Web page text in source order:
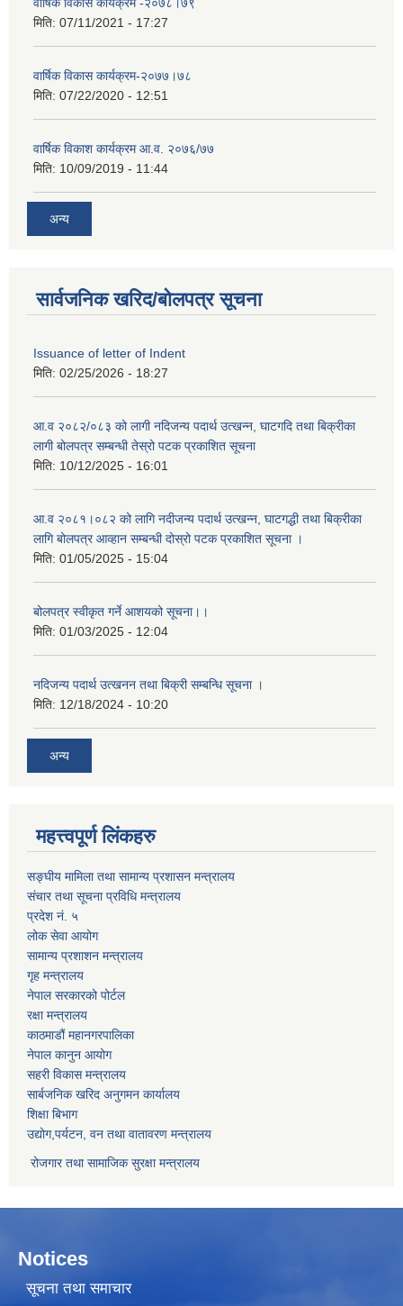
मिति: 07/11/2021 - 17:27
वार्षिक विकास कार्यक्रम-२०७७।७८
मिति: 07/22/2020 - 12:51
वार्षिक विकाश कार्यक्रम आ.व. २०७६/७७
मिति: 10/09/2019 - 11:44
अन्य
सार्वजनिक खरिद/बोलपत्र सूचना
Issuance of letter of Indent
मिति: 02/25/2026 - 18:27
आ.व २०८२/०८३ को लागी नदिजन्य पदार्थ उत्खन्न, घाटगदि तथा बिक्रीका
लागी बोलपत्र सम्बन्धी तेस्रो पटक प्रकाशित सूचना
मिति: 10/12/2025 - 16:01
आ.व २०८१।०८२ को लागि नदीजन्य पदार्थ उत्खन्न, घाटगद्धी तथा बिक्रीका
लागि बोलपत्र आव्हान सम्बन्धी दोस्रो पटक प्रकाशित सूचना ।
मिति: 01/05/2025 - 15:04
बोलपत्र स्वीकृत गर्ने आशयको सूचना।।
मिति: 01/03/2025 - 12:04
नदिजन्य पदार्थ उत्खनन तथा बिक्री सम्बन्धि सूचना ।
मिति: 12/18/2024 - 10:20
अन्य
महत्त्वपूर्ण लिंकहरु
सङ्घीय मामिला तथा सामान्य प्रशासन मन्त्रालय
संचार तथा सूचना प्रविधि मन्त्रालय
प्रदेश नं. ५
लोक सेवा आयोग
सामान्य प्रशाशन मन्त्रालय
गृह मन्त्रालय
नेपाल सरकारको पोर्टल
रक्षा मन्त्रालय
काठमाडौं महानगरपालिका
नेपाल कानुन आयोग
सहरी विकास मन्त्रालय
सार्बजनिक खरिद अनुगमन कार्यालय
शिक्षा बिभाग
उद्योग,पर्यटन, वन तथा वातावरण मन्त्रालय
रोजगार तथा सामाजिक सुरक्षा मन्त्रालय
Notices
सूचना तथा समाचार